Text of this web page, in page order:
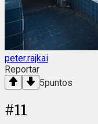
peter.rajkai
Reportar
5puntos
#11